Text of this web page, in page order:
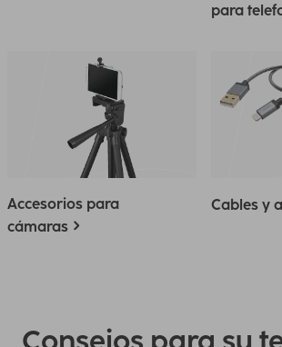
para
Accesorios para
cámaras
Cables y